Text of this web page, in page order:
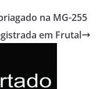
na MG-255
em Frutal